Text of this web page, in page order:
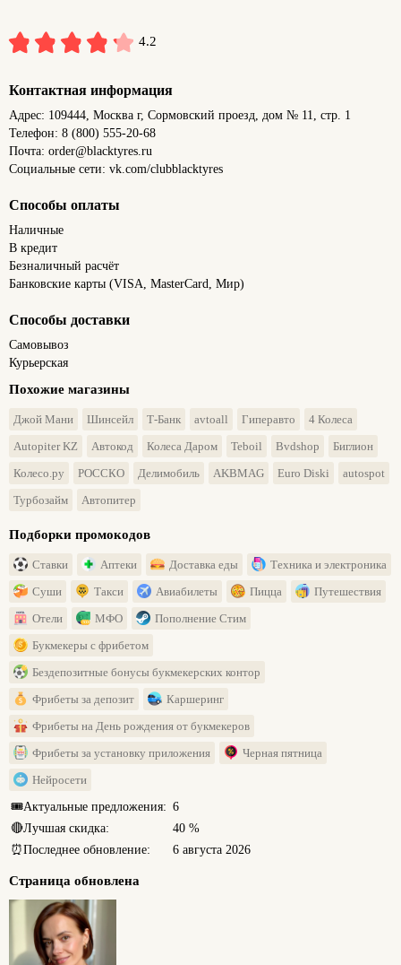
4.2
Контактная информация
Адрес: 109444, Москва г, Сормовский проезд, дом № 11, стр. 1
Телефон: 8 (800) 555-20-68
Почта: order@blacktyres.ru
Социальные сети: vk.com/clubblacktyres
Способы оплаты
Наличные
В кредит
Безналичный расчёт
Банковские карты (VISA, MasterCard, Мир)
Способы доставки
Самовывоз
Курьерская
Похожие магазины
Джой Мани Шинсейл Т-Банк avtoall Гиперавто
4 Колеса
Autopiter KZ
Автокод Колеса Даром Teboil Bvdshop
Биглион
Колесо.ру
РОССКО Делимобиль AKBMAG Euro Diski
autospot
Турбозайм
Автопитер
Подборки промокодов
Ставки Аптеки Доставка еды
Техника и электроника
Суши
Такси Авиабилеты Пицца
Путешествия
Отели
МФО
Пополнение Стим
Букмекеры с фрибетом
Бездепозитные бонусы букмекерских контор
Фрибеты за депозит
Каршеринг
Фрибеты на День рождения от букмекеров
Фрибеты за установку приложения
Черная пятница
Нейросети
🎟️Актуальные предложения: 6
🔴Лучшая скидка:
40 %
⏰Последнее обновление: 6 августа 2026
Страница обновлена